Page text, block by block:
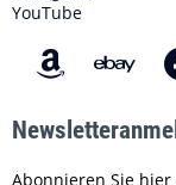
YouTube
Abonnieren Sie